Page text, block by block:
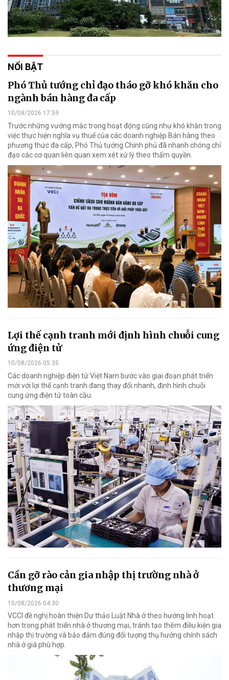
NỔI BẬT
Phó Thủ tướng chỉ đạo tháo gỡ khó khăn cho
ngành bán hàng đa cấp
10/08/2026 17:59
Trước những vướng mắc trong hoạt động cũng như khó khăn trong
việc thực hiện nghĩa vụ thuế của các doanh nghiệp Bán hàng theo
phương thức đa cấp, Phó Thủ tướng Chính phủ đã nhanh chóng chỉ
đạo các cơ quan liên quan xem xét xử lý theo thẩm quyền.
Lợi thế cạnh tranh mới định hình chuỗi cung
ứng điện tử
10/08/2026 05:35
Các doanh nghiệp điện tử Việt Nam bước vào giai đoạn phát triển
mới với lợi thế cạnh tranh đang thay đổi nhanh, định hình chuỗi
cung ứng điện tử toàn cầu.
Cần gỡ rào cản gia nhập thị trường nhà ở
thương mại
10/08/2026 04:30
VCCI đề nghị hoàn thiện Dự thảo Luật Nhà ở theo hướng linh hoạt
hơn trong phát triển nhà ở thương mại, tránh tạo thêm điều kiện gia
nhập thị trường và bảo đảm đúng đối tượng thụ hưởng chính sách
nhà ở giá phù hợp.